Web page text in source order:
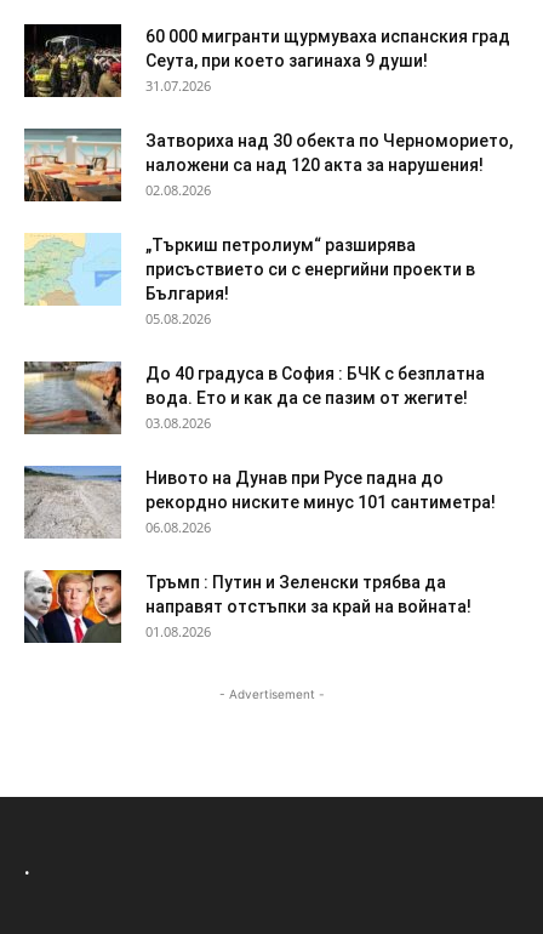
60 000 мигранти щурмуваха испанския град
Сеута, при което загинаха 9 души!
31.07.2026
Затвориха над 30 обекта по Черноморието,
наложени са над 120 акта за нарушения!
02.08.2026
„Търкиш петролиум“ разширява
присъствието си с енергийни проекти в
България!
05.08.2026
До 40 градуса в София : БЧК с безплатна
вода. Ето и как да се пазим от жегите!
03.08.2026
Нивото на Дунав при Русе падна до
рекордно ниските минус 101 сантиметра!
06.08.2026
Тръмп : Путин и Зеленски трябва да
направят отстъпки за край на войната!
01.08.2026
- Advertisement -
.